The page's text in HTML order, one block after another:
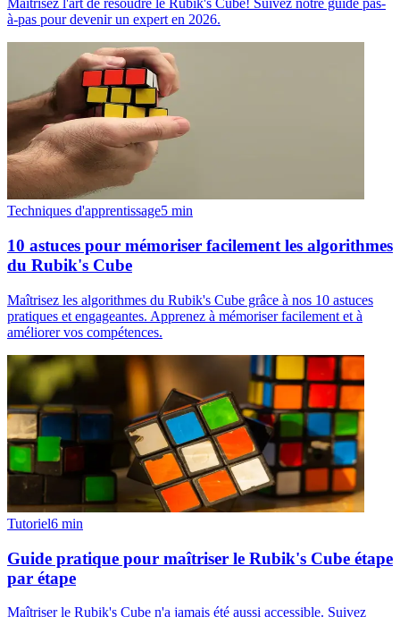
Maîtrisez l'art de résoudre le Rubik's Cube! Suivez notre guide pas-
à-pas pour devenir un expert en 2026.
Techniques d'apprentissage5 min
10 astuces pour mémoriser facilement les algorithmes
du Rubik's Cube
Maîtrisez les algorithmes du Rubik's Cube grâce à nos 10 astuces
pratiques et engageantes. Apprenez à mémoriser facilement et à
améliorer vos compétences.
Tutoriel6 min
Guide pratique pour maîtriser le Rubik's Cube étape
par étape
Maîtriser le Rubik's Cube n'a jamais été aussi accessible. Suivez